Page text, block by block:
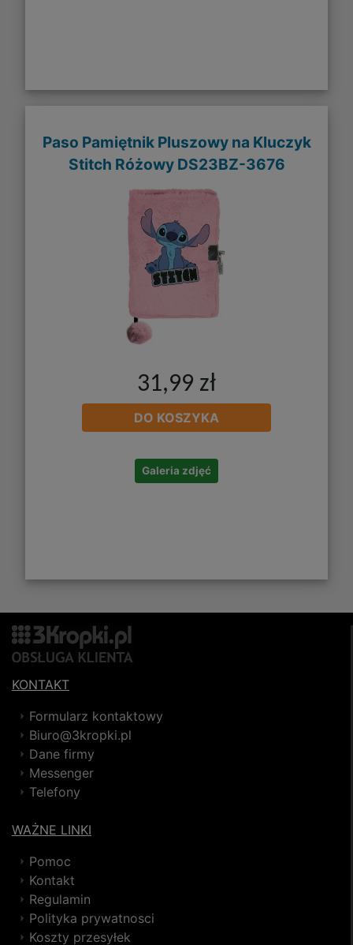
Paso Pamiętnik Pluszowy na Kluczyk
Stitch Różowy DS23BZ-3676
31,99 zł
DO KOSZYKA
Galeria zdjęć
KONTAKT
Formularz kontaktowy
Biuro@3kropki.pl
Dane firmy
Messenger
Telefony
WAŻNE LINKI
Pomoc
Kontakt
Regulamin
Polityka prywatnosci
Koszty przesyłek